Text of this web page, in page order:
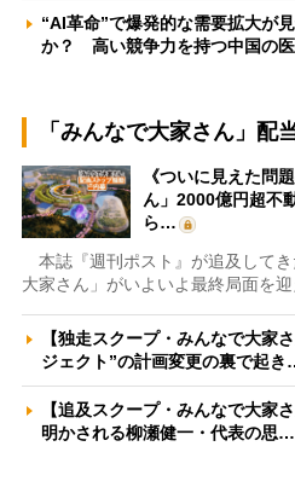
“AI革命”で爆発的な需要拡大が
か？ 高い競争力を持つ中国の
「みんなで大家さん」配
《ついに見えた問
ん」2000億円超不
ら…
本誌『週刊ポスト』が追及して
大家さん」がいよいよ最終局面を
【独走スクープ・みんなで大家
ジェクト”の計画変更の裏で起
【追及スクープ・みんなで大家
明かされる柳瀬健一・代表の思…